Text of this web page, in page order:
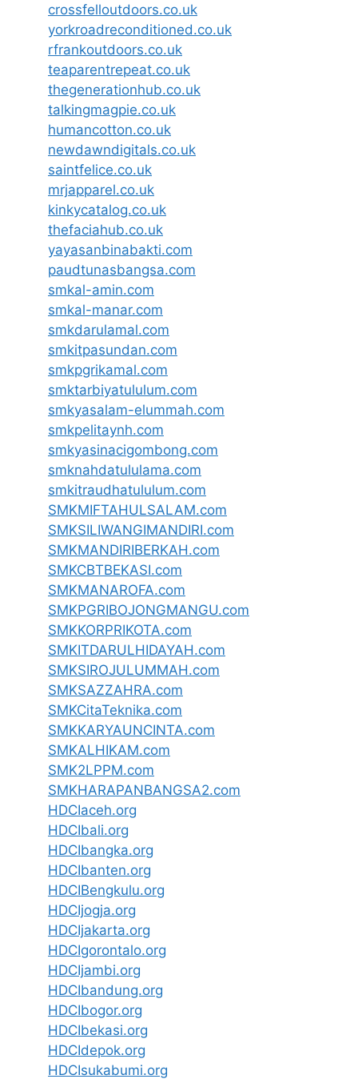
crossfelloutdoors.co.uk
yorkroadreconditioned.co.uk
rfrankoutdoors.co.uk
teaparentrepeat.co.uk
thegenerationhub.co.uk
talkingmagpie.co.uk
humancotton.co.uk
newdawndigitals.co.uk
saintfelice.co.uk
mrjapparel.co.uk
kinkycatalog.co.uk
thefaciahub.co.uk
yayasanbinabakti.com
paudtunasbangsa.com
smkal-amin.com
smkal-manar.com
smkdarulamal.com
smkitpasundan.com
smkpgrikamal.com
smktarbiyatululum.com
smkyasalam-elummah.com
smkpelitaynh.com
smkyasinacigombong.com
smknahdatululama.com
smkitraudhatululum.com
SMKMIFTAHULSALAM.com
SMKSILIWANGIMANDIRI.com
SMKMANDIRIBERKAH.com
SMKCBTBEKASI.com
SMKMANAROFA.com
SMKPGRIBOJONGMANGU.com
SMKKORPRIKOTA.com
SMKITDARULHIDAYAH.com
SMKSIROJULUMMAH.com
SMKSAZZAHRA.com
SMKCitaTeknika.com
SMKKARYAUNCINTA.com
SMKALHIKAM.com
SMK2LPPM.com
SMKHARAPANBANGSA2.com
HDCIaceh.org
HDCIbali.org
HDCIbangka.org
HDCIbanten.org
HDCIBengkulu.org
HDCIjogja.org
HDCIjakarta.org
HDCIgorontalo.org
HDCIjambi.org
HDCIbandung.org
HDCIbogor.org
HDCIbekasi.org
HDCIdepok.org
HDCIsukabumi.org